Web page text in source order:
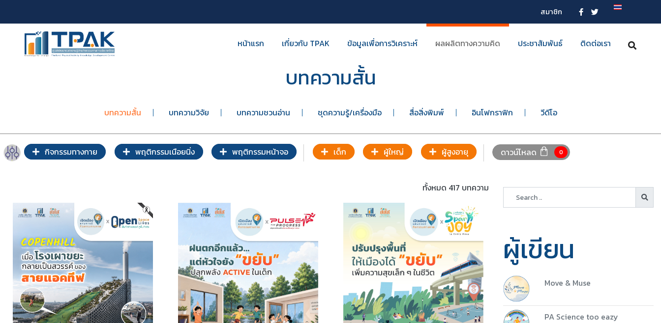
บทความสั้น
บทความสั้น บทความวิจัย บทความชวนอ่าน ชุดความรู้/เครื่องมือ สื่อสิ่งพิมพ์ อินโฟกราฟิก วีดีโอ
กิจกรรมทางกาย พฤติกรรมเนือยนิ่ง พฤติกรรมหน้าจอ เด็ก ผู้ใหญ่ ผู้สูงอายุ ดาวน์โหลด 0
สมาชิก
หน้าแรก เกี่ยวกับ TPAK ข้อมูลเพื่อการวิเคราะห์ ผลผลิตทางความคิด ประชาสัมพันธ์ ติดต่อเรา
ทั้งหมด 417 บทความ
ผู้เขียน
Move & Muse
PA Science too eazy